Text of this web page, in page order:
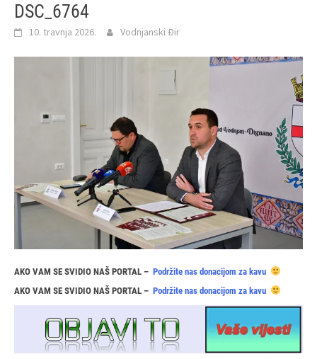
DSC_6764
10. travnja 2026. Vodnjanski Đir
AKO VAM SE SVIDIO NAŠ PORTAL – Podržite nas donacijom za kavu
AKO VAM SE SVIDIO NAŠ PORTAL – Podržite nas donacijom za kavu